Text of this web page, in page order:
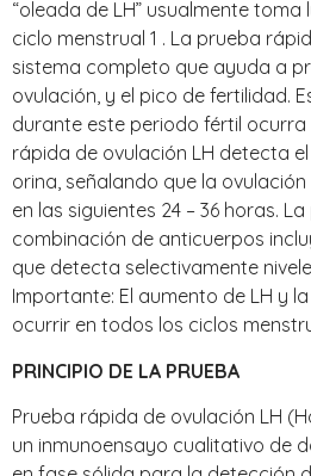
“oleada de LH” usualmente
ciclo menstrual 1 . La prueba
sistema completo que ayuda a
ovulación, y el pico de fertilidad.
durante este periodo fértil
rápida de ovulación LH detecta
orina, señalando que la
en las siguientes 24 – 36 horas.
combinación de anticuerpos
que detecta selectivamente
Importante: El aumento de LH y
ocurrir en todos los ciclos
PRINCIPIO DE LA PRUEBA
Prueba rápida de ovulación LH
un inmunoensayo cualitativo de